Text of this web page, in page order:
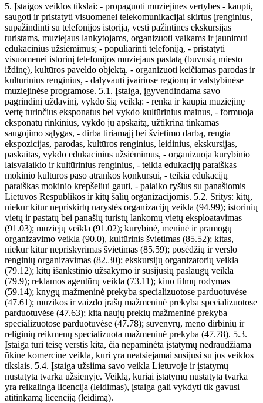
5. Įstaigos veiklos tikslai: - propaguoti muziejines vertybes - kaupti,
saugoti ir pristatyti visuomenei telekomunikacijai skirtus įrenginius,
supažindinti su telefonijos istorija, vesti pažintines ekskursijas
turistams, muziejaus lankytojams, organizuoti vaikams ir jaunimui
edukacinius užsiėmimus; - populiarinti telefoniją, - pristatyti
visuomenei istorinį telefonijos muziejaus pastatą (buvusią miesto
iždinę), kultūros paveldo objektą. - organizuoti keičiamas parodas ir
kultūrinius renginius, - dalyvauti įvairiose regionų ir valstybinėse
muziejinėse programose. 5.1. Įstaiga, įgyvendindama savo
pagrindinį uždavinį, vykdo šią veiklą: - renka ir kaupia muziejinę
vertę turinčius eksponatus bei vykdo kultūrinius mainus, - formuoja
eksponatų rinkinius, vykdo jų apskaitą, užtikrina tinkamas
saugojimo sąlygas, - dirba tiriamąjį bei švietimo darbą, rengia
ekspozicijas, parodas, kultūros renginius, leidinius, ekskursijas,
paskaitas, vykdo edukacinius užsiėmimus, - organizuoja kūrybinio
laisvalaikio ir kultūrinius renginius, - teikia edukacijų paraiškas
mokinio kultūros paso atrankos konkursui, - teikia edukacijų
paraiškas mokinio krepšeliui gauti, - palaiko ryšius su panašiomis
Lietuvos Respublikos ir kitų šalių organizacijomis. 5.2. Sritys: kitų,
niekur kitur nepriskirtų narystės organizacijų veikla (94.99); istorinių
vietų ir pastatų bei panašių turistų lankomų vietų eksploatavimas
(91.03); muziejų veikla (91.02); kūrybinė, meninė ir pramogų
organizavimo veikla (90.0), kultūrinis švietimas (85.52); kitas,
niekur kitur nepriskyrimas švietimas (85.59); posėdžių ir verslo
renginių organizavimas (82.30); ekskursijų organizatorių veikla
(79.12); kitų išankstinio užsakymo ir susijusių paslaugų veikla
(79.9); reklamos agentūrų veikla (73.11); kino filmų rodymas
(59.14); knygų mažmeninė prekyba specializuotose parduotuvėse
(47.61); muzikos ir vaizdo įrašų mažmeninė prekyba specializuotose
parduotuvėse (47.63); kita naujų prekių mažmeninė prekyba
specializuotose parduotuvėse (47.78); suvenyrų, meno dirbinių ir
religinių reikmenų specializuota mažmeninė prekyba (47.78). 5.3.
Įstaiga turi teisę verstis kita, čia nepaminėta įstatymų nedraudžiama
ūkine komercine veikla, kuri yra neatsiejamai susijusi su jos veiklos
tikslais. 5.4. Įstaiga užsiima savo veikla Lietuvoje ir įstatymų
nustatyta tvarka užsienyje. Veiklą, kuriai įstatymų nustatyta tvarka
yra reikalinga licencija (leidimas), įstaiga gali vykdyti tik gavusi
atitinkamą licenciją (leidimą).